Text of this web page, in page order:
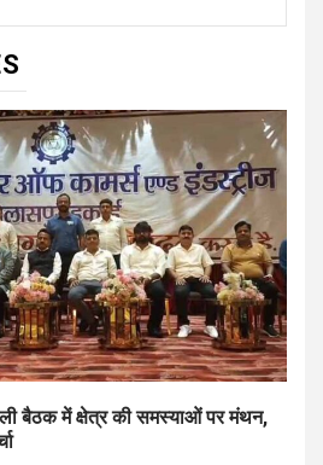
बैठक में क्षेत्र की समस्याओं पर मंथन,